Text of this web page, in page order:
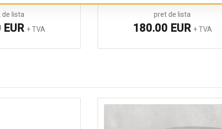
de lista
+ TVA
pret de lista
180.00 EUR + TVA